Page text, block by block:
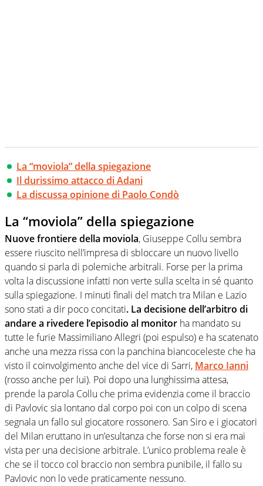
La “moviola” della spiegazione
Il durissimo attacco di Adani
La discussa opinione di Paolo Condò
La “moviola” della spiegazione
Nuove frontiere della moviola, Giuseppe Collu sembra
essere riuscito nell’impresa di sbloccare un nuovo livello
quando si parla di polemiche arbitrali. Forse per la prima
volta la discussione infatti non verte sulla scelta in sé quanto
sulla spiegazione. I minuti finali del match tra Milan e Lazio
sono stati a dir poco concitati. La decisione dell’arbitro di
andare a rivedere l’episodio al monitor ha mandato su
tutte le furie Massimiliano Allegri (poi espulso) e ha scatenato
anche una mezza rissa con la panchina biancoceleste che ha
visto il coinvolgimento anche del vice di Sarri, Marco Ianni
(rosso anche per lui). Poi dopo una lunghissima attesa,
prende la parola Collu che prima evidenzia come il braccio
di Pavlovic sia lontano dal corpo poi con un colpo di scena
segnala un fallo sul giocatore rossonero. San Siro e i giocatori
del Milan eruttano in un’esultanza che forse non si era mai
vista per una decisione arbitrale. L’unico problema reale è
che se il tocco col braccio non sembra punibile, il fallo su
Pavlovic non lo vede praticamente nessuno.